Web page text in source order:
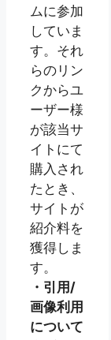
ムに参加
していま
す。それ
らのリン
クからユ
ーザー様
が該当サ
イトにて
購入され
たとき、
サイトが
紹介料を
獲得しま
す。
・引用/
画像利用
について